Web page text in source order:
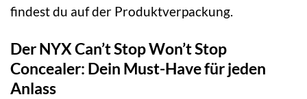
findest du auf der Produktverpackung.
Der NYX Can’t Stop Won’t Stop
Concealer: Dein Must-Have für jeden
Anlass